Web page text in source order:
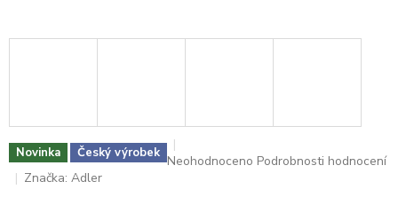
Novinka Český výrobek Průměrné
Neohodnoceno Podrobnosti hodnocení
Značka: Adler